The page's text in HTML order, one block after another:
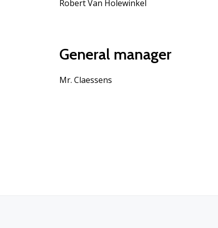
Robert Van Holewinkel
General manager
Mr. Claessens